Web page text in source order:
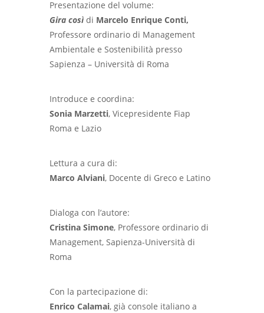
Presentazione del volume:
Gira così di Marcelo Enrique Conti,
Professore ordinario di Management
Ambientale e Sostenibilità presso
Sapienza – Università di Roma
Introduce e coordina:
Sonia Marzetti, Vicepresidente Fiap
Roma e Lazio
Lettura a cura di:
Marco Alviani, Docente di Greco e Latino
Dialoga con l’autore:
Cristina Simone, Professore ordinario di
Management, Sapienza-Università di
Roma
Con la partecipazione di:
Enrico Calamai, già console italiano a